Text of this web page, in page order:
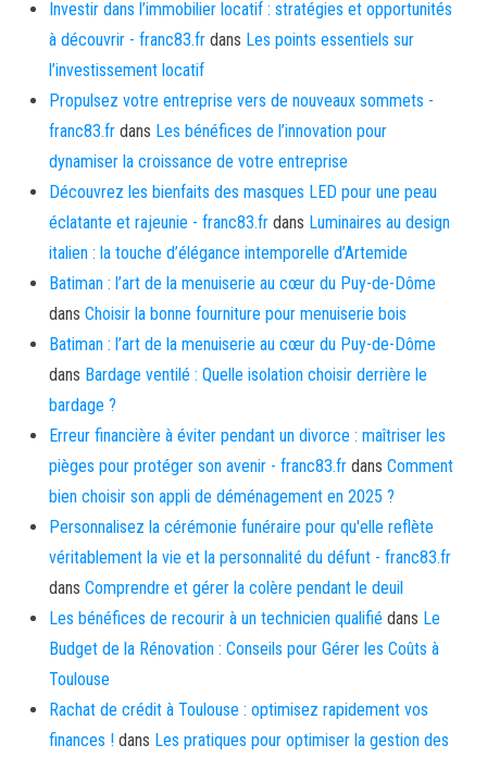
Investir dans l’immobilier locatif : stratégies et opportunités
à découvrir - franc83.fr dans Les points essentiels sur
l’investissement locatif
Propulsez votre entreprise vers de nouveaux sommets -
franc83.fr dans Les bénéfices de l’innovation pour
dynamiser la croissance de votre entreprise
Découvrez les bienfaits des masques LED pour une peau
éclatante et rajeunie - franc83.fr dans Luminaires au design
italien : la touche d’élégance intemporelle d’Artemide
Batiman : l’art de la menuiserie au cœur du Puy-de-Dôme
dans Choisir la bonne fourniture pour menuiserie bois
Batiman : l’art de la menuiserie au cœur du Puy-de-Dôme
dans Bardage ventilé : Quelle isolation choisir derrière le
bardage ?
Erreur financière à éviter pendant un divorce : maîtriser les
pièges pour protéger son avenir - franc83.fr dans Comment
bien choisir son appli de déménagement en 2025 ?
Personnalisez la cérémonie funéraire pour qu'elle reflète
véritablement la vie et la personnalité du défunt - franc83.fr
dans Comprendre et gérer la colère pendant le deuil
Les bénéfices de recourir à un technicien qualifié dans Le
Budget de la Rénovation : Conseils pour Gérer les Coûts à
Toulouse
Rachat de crédit à Toulouse : optimisez rapidement vos
finances ! dans Les pratiques pour optimiser la gestion des